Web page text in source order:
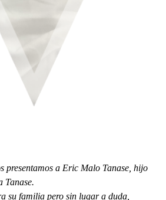
presentamos a Eric Malo Tanase, hijo
Tanase.
su familia pero sin lugar a duda,